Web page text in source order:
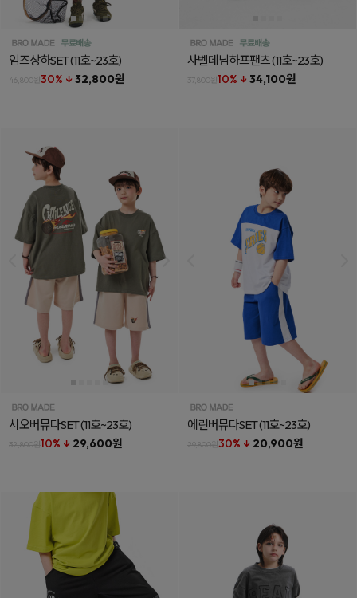
임즈상하SET(11호~23호)
46,800원30% ↓ 32,800원
사벨데님하프팬츠(11호~23호)
37,800원10% ↓ 34,100원
시오버뮤다SET(11호~23호)
32,800원10% ↓ 29,600원
에린버뮤다SET(11호~23호)
29,800원30% ↓ 20,900원